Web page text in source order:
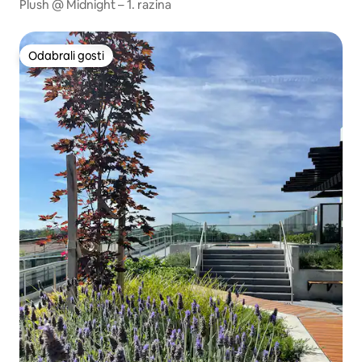
Plush @ Midnight – 1. razina
Odabrali gosti
Odabrali gosti